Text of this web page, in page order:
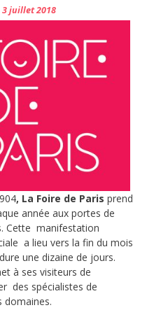
3 juillet 2018
, La Foire de Paris prend
année aux portes de
Cette manifestation
a lieu vers la fin du mois
une dizaine de jours.
à ses visiteurs de
des spécialistes de
domaines.